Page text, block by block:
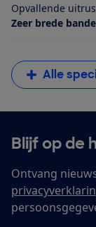
Opvallende
Zeer brede
Alle
Blijf op de
Ontvang